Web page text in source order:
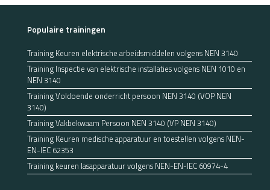
Populaire trainingen
Training Keuren elektrische arbeidsmiddelen volgens NEN 3140
Training Inspectie van elektrische installaties volgens NEN 1010 en
NEN 3140
Training Voldoende onderricht persoon NEN 3140 (VOP NEN
3140)
Training Vakbekwaam Persoon NEN 3140 (VP NEN 3140)
Training Keuren medische apparatuur en toestellen volgens NEN-
EN-IEC 62353
Training keuren lasapparatuur volgens NEN-EN-IEC 60974-4